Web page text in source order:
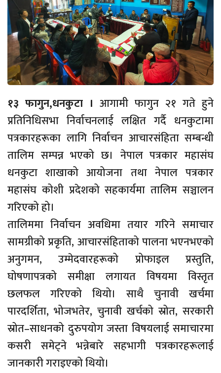
१३ फागुन,धनकुटा । आगामी फागुन २१ गते हुने
प्रतिनिधिसभा निर्वाचनलाई लक्षित गर्दै धनकुटामा
पत्रकारहरूका लागि निर्वाचन आचारसंहिता सम्बन्धी
तालिम सम्पन्न भएको छ। नेपाल पत्रकार महासंघ
धनकुटा शाखाको आयोजना तथा नेपाल पत्रकार
महासंघ कोशी प्रदेशको सहकार्यमा तालिम सञ्चालन
गरिएको हो।
तालिममा निर्वाचन अवधिमा तयार गरिने समाचार
सामग्रीको प्रकृति, आचारसंहिताको पालना भएनभएको
अनुगमन, उम्मेदवारहरूको प्रोफाइल प्रस्तुति,
घोषणापत्रको समीक्षा लगायत विषयमा विस्तृत
छलफल गरिएको थियो। साथै चुनावी खर्चमा
पारदर्शिता, भोजभतेर, चुनावी खर्चको स्रोत, सरकारी
स्रोत–साधनको दुरुपयोग जस्ता विषयलाई समाचारमा
कसरी समेट्ने भन्नेबारे सहभागी पत्रकारहरूलाई
जानकारी गराइएको थियो।